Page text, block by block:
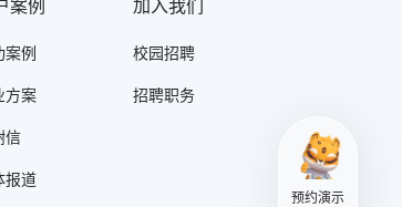
预约演示
案例
案例
方案
信
报道
加入我们
校园招聘
招聘职务